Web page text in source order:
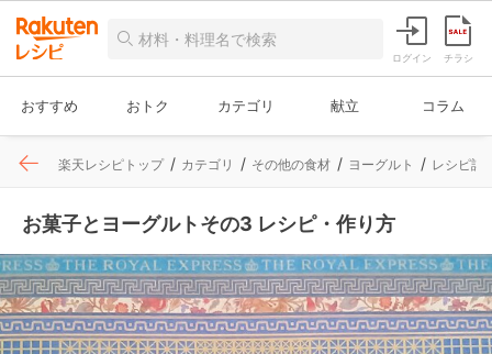
ログイン チラシ
おすすめ おトク カテゴリ 献立 コラム
楽天レシピトップ カテゴリ その他の食材 ヨーグルト レシピ詳
お菓子とヨーグルトその3 レシピ・作り方